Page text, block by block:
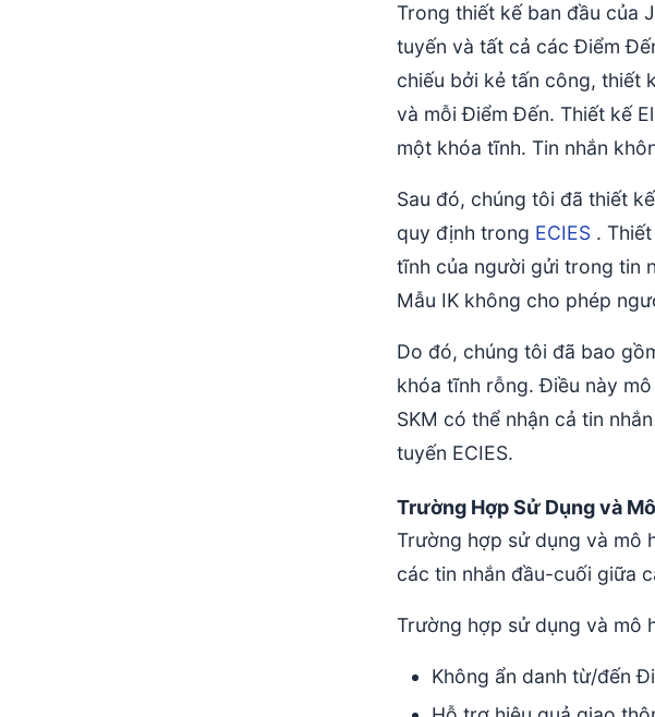
Trong thiết kế ban đầu của
tuyến và tất cả các Điểm
chiếu bởi kẻ tấn công, thiết
và mỗi Điểm Đến. Thiết kế
một khóa tĩnh. Tin nhắn
Sau đó, chúng tôi đã thiết
quy định trong ECIES .
tĩnh của người gửi trong tin
Mẫu IK không cho phép
Do đó, chúng tôi đã bao
khóa tĩnh rỗng. Điều này
SKM có thể nhận cả tin
tuyến ECIES.
Trường Hợp Sử Dụng và
Trường hợp sử dụng và mô
các tin nhắn đầu-cuối giữa
Trường hợp sử dụng và mô
Không ẩn danh từ/đến